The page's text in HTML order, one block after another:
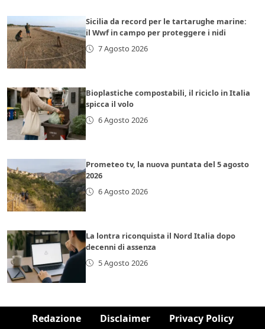
Sicilia da record per le tartarughe marine:
il Wwf in campo per proteggere i nidi
7 Agosto 2026
Bioplastiche compostabili, il riciclo in Italia
spicca il volo
6 Agosto 2026
Prometeo tv, la nuova puntata del 5 agosto
2026
6 Agosto 2026
La lontra riconquista il Nord Italia dopo
decenni di assenza
5 Agosto 2026
Redazione Disclaimer Privacy Policy